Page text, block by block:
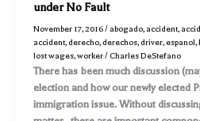
Nueva
York
que
siempre
protegerá
a
under No Fault
November 17, 2016/ abogado, accident,
accident, derecho, derechos, driver, espanol,
lost wages,worker/ Charles DeStefano
There has been much discussion
election and how our newly elected
immigration issue. Without